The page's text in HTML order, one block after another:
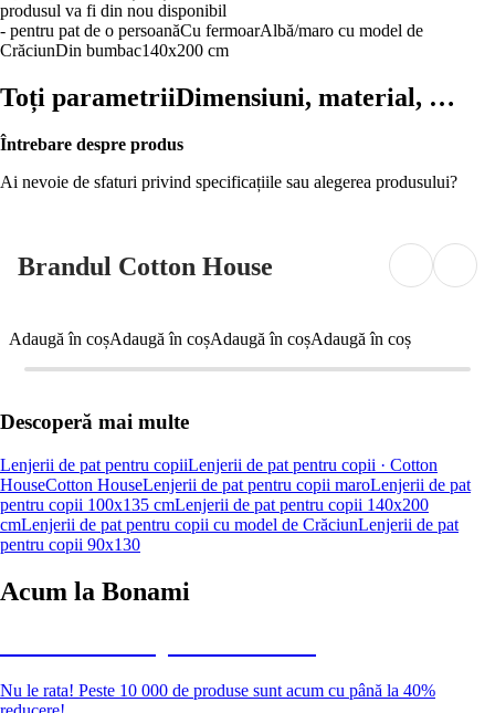
produsul va fi din nou disponibil
- pentru pat de o persoanăCu fermoarAlbă/maro cu model de
CrăciunDin bumbac140x200 cm
Toți parametriiDimensiuni, material, …
Întrebare despre produs
Ai nevoie de sfaturi privind specificațiile sau alegerea produsului?
Brandul Cotton House
Adaugă în coșAdaugă în coșAdaugă în coșAdaugă în coș
Descoperă mai multe
Lenjerii de pat pentru copiiLenjerii de pat pentru copii · Cotton
HouseCotton HouseLenjerii de pat pentru copii maroLenjerii de pat
pentru copii 100x135 cmLenjerii de pat pentru copii 140x200
cmLenjerii de pat pentru copii cu model de CrăciunLenjerii de pat
pentru copii 90x130
Acum la Bonami
Nu le rata! Peste 10 000 de produse sunt acum cu până la 40%